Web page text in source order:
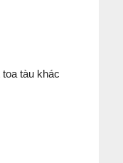
tàu khác